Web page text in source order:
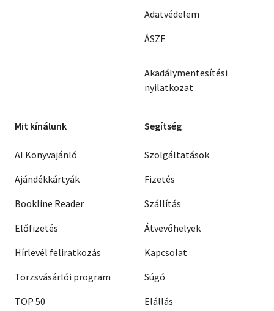
Adatvédelem
ÁSZF
Akadálymentesítési
nyilatkozat
Mit kínálunk
AI Könyvajánló
Ajándékkártyák
Bookline Reader
Előfizetés
Hírlevél feliratkozás
Törzsvásárlói program
TOP 50
Segítség
Szolgáltatások
Fizetés
Szállítás
Átvevőhelyek
Kapcsolat
Súgó
Elállás